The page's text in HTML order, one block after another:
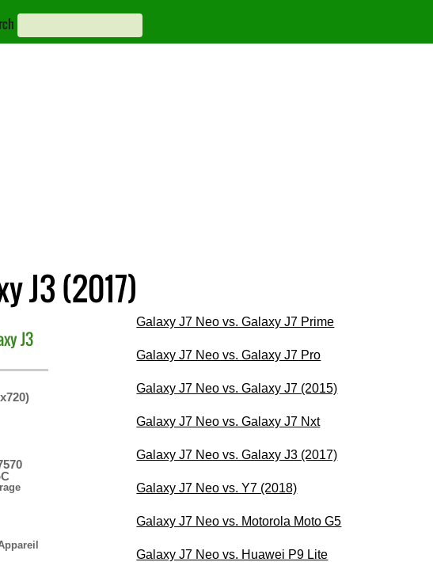
J3 (2017)
J3
Galaxy J7 Neo vs. Galaxy J7 Prime
Galaxy J7 Neo vs. Galaxy J7 Pro
Galaxy J7 Neo vs. Galaxy J7 (2015)
Galaxy J7 Neo vs. Galaxy J7 Nxt
Galaxy J7 Neo vs. Galaxy J3 (2017)
Galaxy J7 Neo vs. Y7 (2018)
Galaxy J7 Neo vs. Motorola Moto G5
Galaxy J7 Neo vs. Huawei P9 Lite